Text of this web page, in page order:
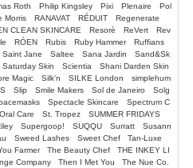
Roth Philip Kingsley Pixi Plenaire Pol
RANAVAT RÉDUIT Regenerate
CLEAN SKINCARE Resorè ReVert Rev
RÓEN Rubis Ruby Hammer Ruffians
Jane Saltee Sana Jardin Sand&Sk
Skin Scientia Shani Darden Skin
Magic Silk'n SILKE London simplehum
Slip Smile Makers Sol de Janeiro Solg
Spectacle Skincare Spectrum C
Care St. Tropez SUMMER FRIDAYS
Supergoop! SUQQU Surratt Susann
Sweed Lashes Sweet Chef Tan-Luxe
Farmer The Beauty Chef THE INKEY LI
Company Then I Met You The Nue Co.